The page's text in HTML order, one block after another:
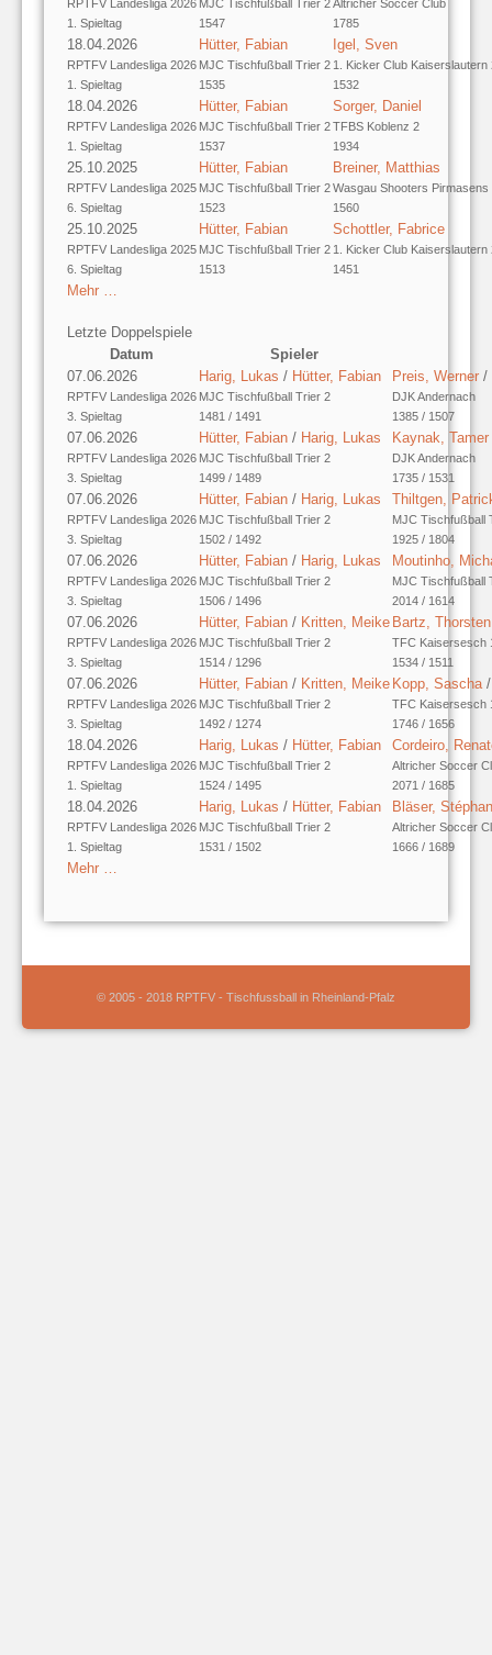
RPTFV Landesliga 2026
1. Spieltag
MJC Tischfußball Trier 2
1547
Altricher Soccer Club
1785
18.04.2026
RPTFV Landesliga 2026
1. Spieltag
Hütter, Fabian
MJC Tischfußball Trier 2
1535
Igel, Sven
1. Kicker Club Kaiserslautern
1532
18.04.2026
RPTFV Landesliga 2026
1. Spieltag
Hütter, Fabian
MJC Tischfußball Trier 2
1537
Sorger, Daniel
TFBS Koblenz 2
1934
25.10.2025
RPTFV Landesliga 2025
6. Spieltag
Hütter, Fabian
MJC Tischfußball Trier 2
1523
Breiner, Matthias
Wasgau Shooters Pirmasens
1560
25.10.2025
RPTFV Landesliga 2025
6. Spieltag
Hütter, Fabian
MJC Tischfußball Trier 2
1513
Schottler, Fabrice
1. Kicker Club Kaiserslautern
1451
Mehr …
Letzte Doppelspiele
Datum
Spieler
07.06.2026
RPTFV Landesliga 2026
3. Spieltag
Harig, Lukas / Hütter, Fabian
MJC Tischfußball Trier 2
1481 / 1491
Preis, Werner /
DJK Andernach
1385 / 1507
07.06.2026
RPTFV Landesliga 2026
3. Spieltag
Hütter, Fabian / Harig, Lukas
MJC Tischfußball Trier 2
1499 / 1489
Kaynak, Tamer
DJK Andernach
1735 / 1531
07.06.2026
RPTFV Landesliga 2026
3. Spieltag
Hütter, Fabian / Harig, Lukas
MJC Tischfußball Trier 2
1502 / 1492
Thiltgen,
MJC Tischfußball
1925 / 1804
07.06.2026
RPTFV Landesliga 2026
3. Spieltag
Hütter, Fabian / Harig, Lukas
MJC Tischfußball Trier 2
1506 / 1496
Moutinho,
MJC Tischfußball
2014 / 1614
07.06.2026
RPTFV Landesliga 2026
3. Spieltag
Hütter, Fabian / Kritten, Meike
MJC Tischfußball Trier 2
1514 / 1296
Bartz, Thorsten
TFC Kaisersesch
1534 / 1511
07.06.2026
RPTFV Landesliga 2026
3. Spieltag
Hütter, Fabian / Kritten, Meike
MJC Tischfußball Trier 2
1492 / 1274
Kopp, Sascha
TFC Kaisersesch
1746 / 1656
18.04.2026
RPTFV Landesliga 2026
1. Spieltag
Harig, Lukas / Hütter, Fabian
MJC Tischfußball Trier 2
1524 / 1495
Cordeiro,
Altricher Soccer
2071 / 1685
18.04.2026
RPTFV Landesliga 2026
1. Spieltag
Harig, Lukas / Hütter, Fabian
MJC Tischfußball Trier 2
1531 / 1502
Bläser,
Altricher Soccer
1666 / 1689
Mehr …
© 2005 - 2018 RPTFV - Tischfussball in Rheinland-Pfalz